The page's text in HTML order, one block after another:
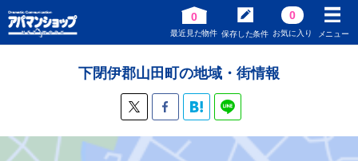
0
最近見た物件 保存した条件
0
お気に入り メニュー
下閉伊郡山田町の地域・街情報